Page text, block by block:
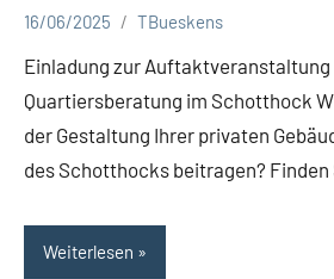
16/06/2025 TBueskens
Einladung zur Auftaktveranstaltung
Quartiersberatung im Schotthock
der Gestaltung Ihrer privaten
des Schotthocks beitragen?
Weiterlesen